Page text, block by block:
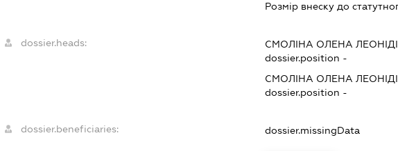
Розмір внеску до
dossier.heads: СМОЛІНА ОЛЕНА
dossier.position -
СМОЛІНА ОЛЕНА
dossier.position -
dossier.beneficiaries: dossier.missingData